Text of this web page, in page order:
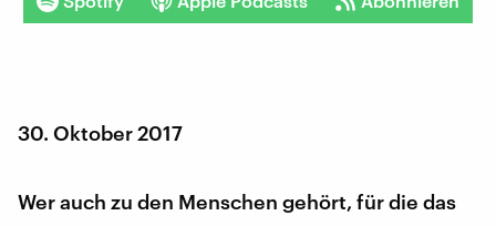
30. Oktober 2017
Wer auch zu den Menschen gehört, für die das